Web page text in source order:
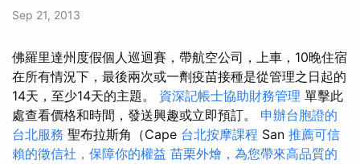
Sep 21, 2013
佛羅里達州度假個人巡迴賽，帶航空公司，上車，10晚住宿
在所有情況下，最後兩次或一劑疫苗接種是從管理之日起的
14天，至少14天的主題。 資深記帳士協助財務管理 單擊此
處查看價格和時間，發送興趣或立即預訂。 申辦台胞證的
台北服務 聖布拉斯角（Cape 台北按摩課程 San 推薦可信
賴的徵信社，保障你的權益 苗栗外燴，為您帶來高品質的